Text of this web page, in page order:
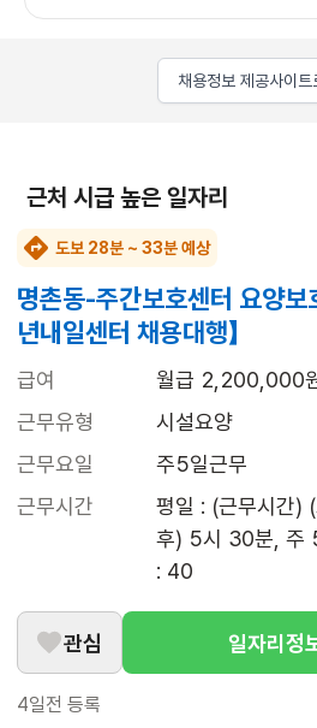
채용정보 제공사이트
근처 시급 높은 일자리
도보 28분 ~ 33분 예상
명촌동-주간보호센터 요양보
년내일센터 채용대행】
급여
월급 2,200,000
근무유형
시설요양
근무요일
주5일근무
근무시간
평일 : (근무시간)
후) 5시 30분, 주
: 40
관심 일자리정
4일전 등록